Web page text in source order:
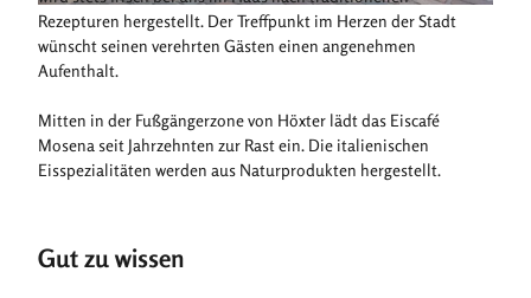
© Loretta Ben-Romdhane | CC-BY-SA
Rezepturen hergestellt. Der Treffpunkt im Herzen der Stadt
wünscht seinen verehrten Gästen einen angenehmen
Aufenthalt.
Mitten in der Fußgängerzone von Höxter lädt das Eiscafé
Mosena seit Jahrzehnten zur Rast ein. Die italienischen
Eisspezialitäten werden aus Naturprodukten hergestellt.
Gut zu wissen